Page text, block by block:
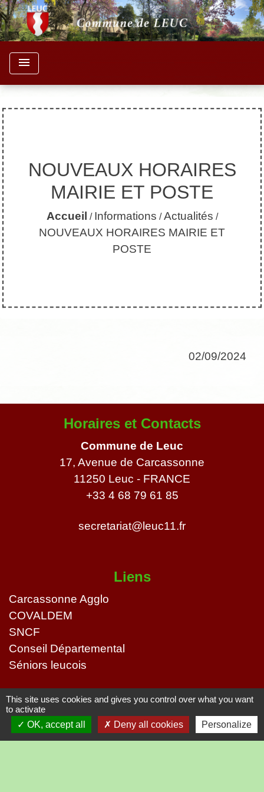
menu
NOUVEAUX HORAIRES
MAIRIE ET POSTE
Accueil / Informations /Actualités /
NOUVEAUX HORAIRES MAIRIE ET
POSTE
02/09/2024
Horaires et Contacts
Commune de Leuc
17, Avenue de Carcassonne
11250 Leuc - FRANCE
+33 4 68 79 61 85
secretariat@leuc11.fr
Liens
Carcassonne Agglo
COVALDEM
SNCF
Conseil Départemental
Séniors leucois
Mentions légales Politique de confidentialité
Accessibilité - Plan du site -
This site uses cookies and gives you control over what you want
to activate
OK, accept all
Deny all cookies Personalize